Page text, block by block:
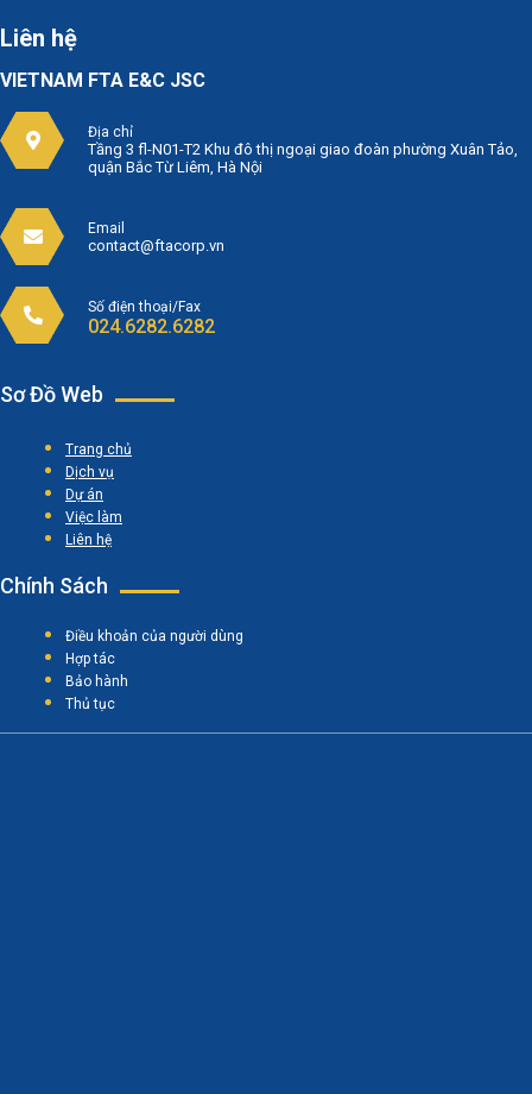
Liên hệ
VIETNAM FTA E&C JSC
Địa chỉ
Tầng 3 fl-N01-T2 Khu đô thị ngoại giao đoàn phường Xuân Tảo,
quận Bắc Từ Liêm, Hà Nội
Email
contact@ftacorp.vn
Số điện thoại/Fax
024.6282.6282
Sơ Đồ Web
Trang chủ
Dịch vụ
Dự án
Việc làm
Liên hệ
Chính Sách
Điều khoản của người dùng
Hợp tác
Bảo hành
Thủ tục